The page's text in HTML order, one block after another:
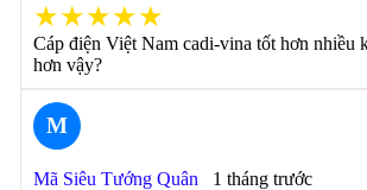
★★★★★
Cáp điện Việt Nam cadi-vina tốt hơn nhiều
hơn vậy?
M
Mã Siêu Tướng Quân 1 tháng trước